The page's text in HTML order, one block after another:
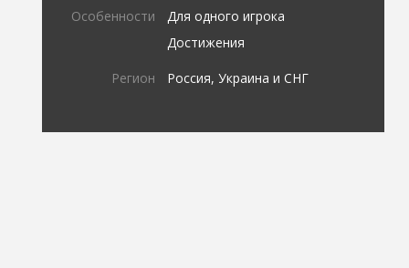
Особенности
Для одного игрока
Достижения
Регион Россия, Украина и СНГ